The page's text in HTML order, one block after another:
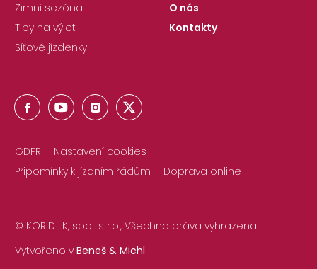
Zimní sezóna
Tipy na výlet
Síťové jízdenky
O nás
Kontakty
GDPR
Nastavení cookies
Připomínky k jízdním řádům
Doprava online
© KORID LK, spol. s r.o., Všechna práva vyhrazena.
Vytvořeno v Beneš & Michl